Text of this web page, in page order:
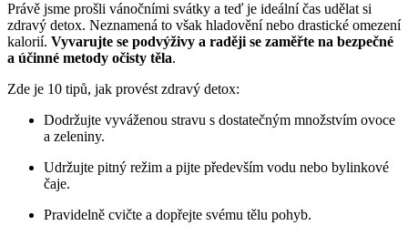
Právě jsme prošli vánočními svátky a teď je ideální čas udělat si
zdravý detox. Neznamená to však hladovění nebo drastické omezení
kalorií. Vyvarujte se podvýživy a raději se zaměřte na bezpečné
a účinné metody očisty těla.
Zde je 10 tipů, jak provést zdravý detox:
Dodržujte vyváženou stravu s dostatečným množstvím ovoce
a zeleniny.
Udržujte pitný režim a pijte především vodu nebo bylinkové
čaje.
Pravidelně cvičte a dopřejte svému tělu pohyb.